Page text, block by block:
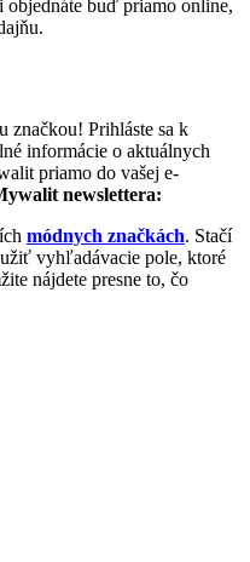
buď priamo online,
značkou! Prihláste sa k
informácie o aktuálnych
priamo do vašej e-
newslettera:
módnych značkách. Stačí
vyhľadávacie pole, ktoré
nájdete presne to, čo